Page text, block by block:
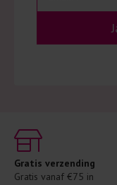
Gratis verzending
Gratis vanaf €75 in